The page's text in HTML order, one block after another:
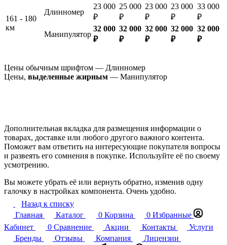
161 - 180
км
Длинномер
23 000
₽
25 000
₽
23 000
₽
23 000
₽
33 000
₽
Манипулятор
32 000
₽
32 000
₽
32 000
₽
32 000
₽
32 000
₽
Цены обычным шрифтом — Длинномер
Цены, выделенные жирным — Манипулятор
Дополнительная вкладка для размещения информации о
товарах, доставке или любого другого важного контента.
Поможет вам ответить на интересующие покупателя вопросы
и развеять его сомнения в покупке. Используйте её по своему
усмотрению.
Вы можете убрать её или вернуть обратно, изменив одну
галочку в настройках компонента. Очень удобно.
Назад к списку
Главная
Каталог 0 Корзина 0 Избранные
Кабинет
0 Сравнение Акции Контакты
Услуги
Бренды
Отзывы Компания
Лицензии